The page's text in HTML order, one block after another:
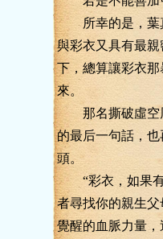
所幸的是，葉真
與彩衣又具有最
下，總算讓彩衣
來。
那名撕破虛空周
的最后一句話，
頭。
“彩衣，如果有
者尋找你的親生
覺醒的血脈力量